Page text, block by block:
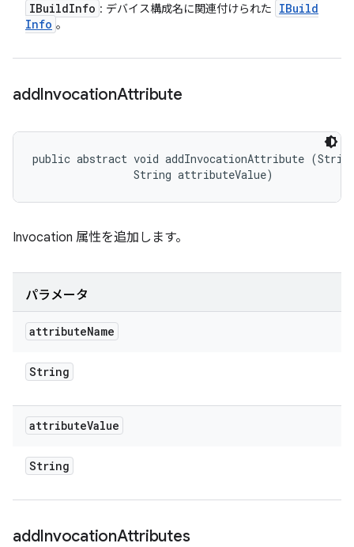
IBuildInfo : デバイス構成名に関連付けられた
IBuild
Info 。
addInvocationAttribute
public abstract void addInvocationAttribute
                String attributeValue)
Invocation 属性を追加します。
パラメータ
attributeName
String
attributeValue
String
addInvocationAttributes